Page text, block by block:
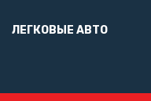
ЛЕГКОВЫЕ АВТО